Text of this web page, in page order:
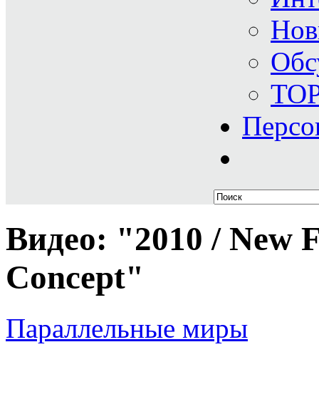
Видео: "2010 / New
Concept"
Параллельные миры